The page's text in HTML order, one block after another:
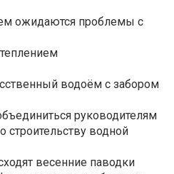
ожидаются проблемы с
водоём с забором
руководителям
строительству водной
весенние паводки